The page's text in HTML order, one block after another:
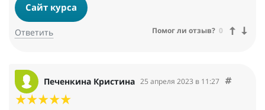
Сайт курса
Ответить Помог ли отзыв? 0
Печенкина Кристина 25 апреля 2023 в 11:27